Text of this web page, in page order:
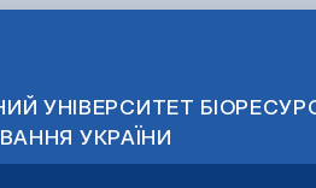
УНІВЕРСИТЕТ
УКРАЇНИ